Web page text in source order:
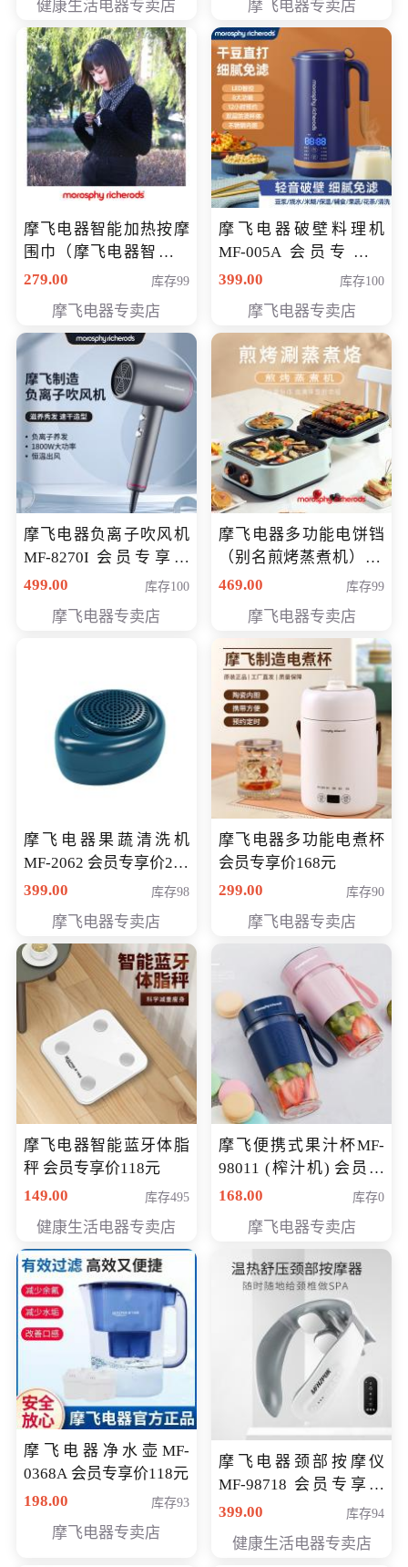
健康生活电器专卖店 摩飞电器专卖店
摩飞电器智能加热按摩
围巾（摩飞电器智能加
热按摩围脖） 会员专享
279.00 库存99
摩飞电器专卖店
摩飞电器破壁料理机
MF-005A 会员专享价
198元
399.00 库存100
摩飞电器专卖店
摩飞电器负离子吹风机
MF-8270I 会员专享价
369元
499.00 库存100
摩飞电器专卖店
摩飞电器多功能电饼铛
（别名煎烤蒸煮机） 型
号MF-8888B 会员专享
469.00 库存99
摩飞电器专卖店
摩飞电器果蔬清洗机
MF-2062 会员专享价268
元
399.00 库存98
摩飞电器专卖店
摩飞电器多功能电煮杯
会员专享价168元
299.00
库存90
摩飞电器专卖店
摩飞电器智能蓝牙体脂
秤 会员专享价118元
149.00
库存495
健康生活电器专卖店
摩飞便携式果汁杯MF-
98011 (榨汁机) 会员专
享价138元
168.00 库存0
摩飞电器专卖店
摩飞电器净水壶MF-
0368A 会员专享价118元
198.00
库存93
摩飞电器专卖店
摩飞电器颈部按摩仪
MF-98718 会员专享价
299元
399.00 库存94
健康生活电器专卖店